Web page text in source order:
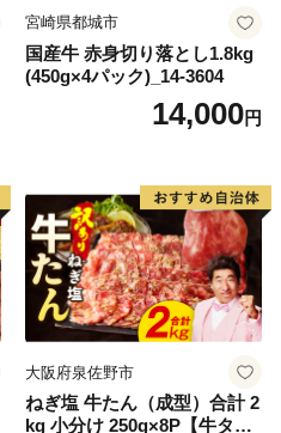
宮崎県都城市
国産牛 赤身切り落とし1.8kg
(450g×4パック)_14-3604
14,000円
大阪府泉佐野市
ねぎ塩 牛たん（成型）合計 2
kg 小分け 250g×8P【牛タン